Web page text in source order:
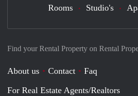
Find your Rental Property on Rental
About us Contact
Faq
For Real Estate Agents/Realtors
Rooms Studio's